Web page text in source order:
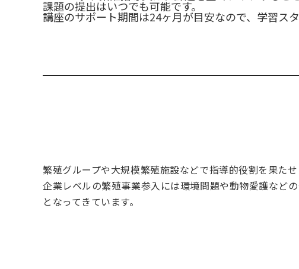
課題の提出はいつでも可能です。
講座のサポート期間は24ヶ月が目安なので、学習ス
繁殖グループや大規模繁殖施設などで指導的役割を果た
企業レベルの繁殖事業参入には環境問題や動物愛護など
となってきています。